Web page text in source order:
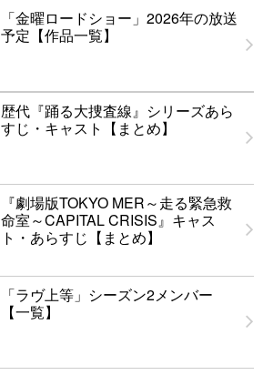
「金曜ロードショー」2026年の放送
予定【作品一覧】
歴代『踊る大捜査線』シリーズあら
すじ・キャスト【まとめ】
『劇場版TOKYO MER～走る緊急救
命室～CAPITAL CRISIS』キャス
ト・あらすじ【まとめ】
「ラヴ上等」シーズン2メンバー
【一覧】